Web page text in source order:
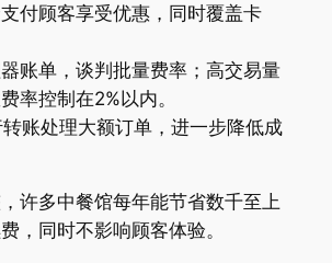
付顾客享受优惠，同时覆盖卡
账单，谈判批量费率；高交易量
率控制在2%以内。
账处理大额订单，进一步降低成
许多中餐馆每年能节省数千至上
，同时不影响顾客体验。